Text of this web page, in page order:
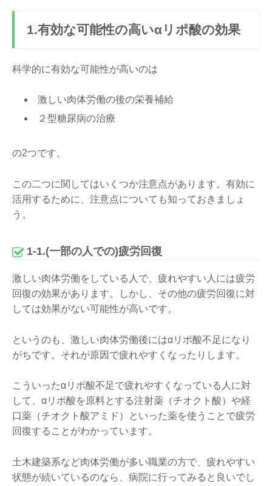
1.有効な可能性の高いαリポ酸の効果
科学的に有効な可能性が高いのは
激しい肉体労働の後の栄養補給
２型糖尿病の治療
の2つです。
この二つに関してはいくつか注意点があります。有効に
活用するために、注意点についても知っておきましょ
う。
1-1.(一部の人での)疲労回復
激しい肉体労働をしている人で、疲れやすい人には疲労
回復の効果があります。しかし、その他の疲労回復に対
しては効果がない可能性が高いです。
というのも、激しい肉体労働後にはαリポ酸不足になり
がちです。それが原因で疲れやすくなったりします。
こういったαリポ酸不足で疲れやすくなっている人に対
して、αリポ酸を原料とする注射薬（チオクト酸）や経
口薬（チオクト酸アミド）といった薬を使うことで疲労
回復することがわかっています。
土木建築系など肉体労働が多い職業の方で、疲れやすい
状態が続いているのなら、病院に行ってみると良いでし